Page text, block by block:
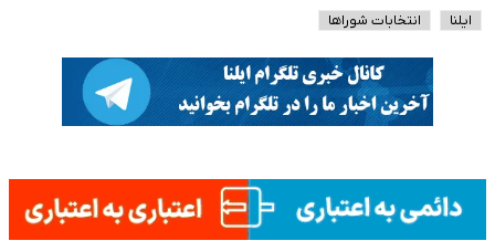
ایلنا انتخابات شوراها